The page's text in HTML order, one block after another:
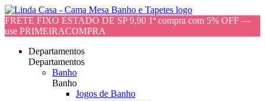
FRETE FIXO ESTADO DE SP 9,90 1ª compra com 5% OFF —
use PRIMEIRACOMPRA
Departamentos
Departamentos
Banho
Banho
Jogos de Banho